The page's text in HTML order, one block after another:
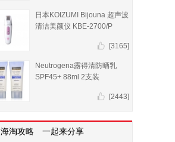
日本KOIZUMI Bijouna 超声波
清洁美颜仪 KBE-2700/P
[3165]
Neutrogena露得清防晒乳
SPF45+ 88ml 2支装
[2443]
海淘攻略 一起来分享